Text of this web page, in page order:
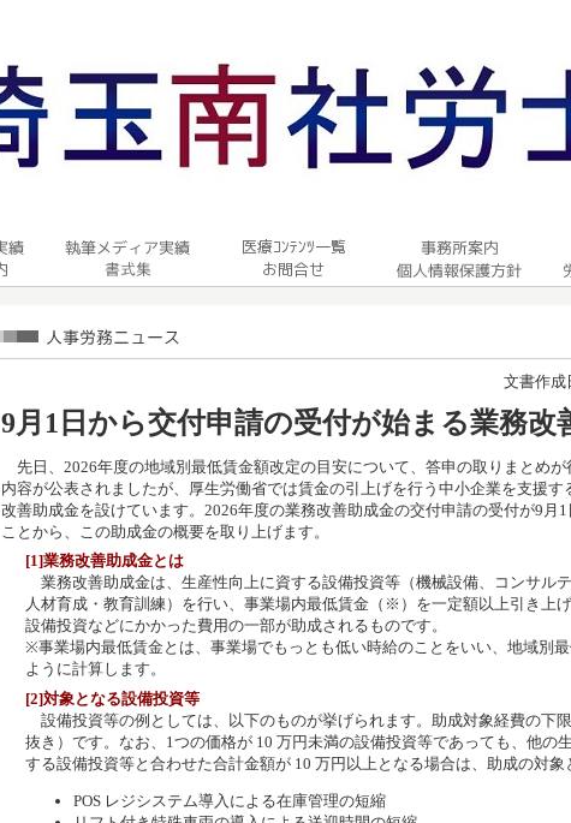
文書作成
9月1日から交付申請の受付が始まる業務改
先日、2026年度の地域別最低賃金額改定の目安について、答申の取りまとめが
内容が公表されましたが、厚生労働省では賃金の引上げを行う中小企業を支援す
改善助成金を設けています。2026年度の業務改善助成金の交付申請の受付が9月
ことから、この助成金の概要を取り上げます。
[1]業務改善助成金とは
業務改善助成金は、生産性向上に資する設備投資等（機械設備、コンサル
人材育成・教育訓練）を行い、事業場内最低賃金（※）を一定額以上引き上
設備投資などにかかった費用の一部が助成されるものです。
※事業場内最低賃金とは、事業場でもっとも低い時給のことをいい、地域別
ように計算します。
[2]対象となる設備投資等
設備投資等の例としては、以下のものが挙げられます。助成対象経費の下
抜き）です。なお、1つの価格が 10 万円未満の設備投資等であっても、他の
する設備投資等と合わせた合計金額が 10 万円以上となる場合は、助成の対象
POS レジシステム導入による在庫管理の短縮